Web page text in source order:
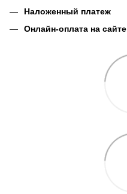
Наложенный платеж
Онлайн-оплата на сайте